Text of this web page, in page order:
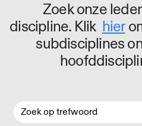
Zoek onze
discipline. Klik hier
subdisciplines